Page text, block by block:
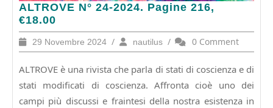
ALTROVE N° 24-2024. Pagine 216,
€18.00
ALTROVE
N°
24-
2024.
216,
€18.00
29 Novembre 202429
Novembre
2024
/ nautilusnautilus
/ 0 Comment
ALTROVE è una rivista che parla di stati di coscienza e di
stati modificati di coscienza. Affronta cioè uno dei
campi più discussi e fraintesi della nostra esistenza in